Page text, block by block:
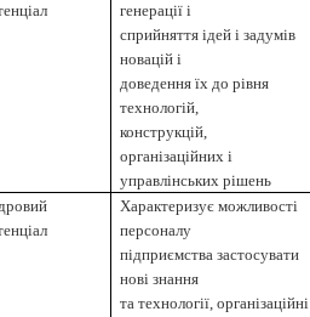
генерації і
сприйняття ідей і задумів
новацій і
доведення їх до рівня
технологій,
конструкцій,
організаційних і
управлінських рішень
Характеризує можливості
персоналу
підприємства застосувати
нові знання
та технології, організаційні